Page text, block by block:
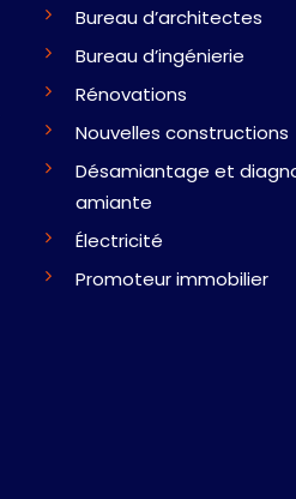
Bureau d’architectes
Bureau d’ingénierie
Rénovations
Nouvelles constructions
Désamiantage et
amiante
Électricité
Promoteur immobilier